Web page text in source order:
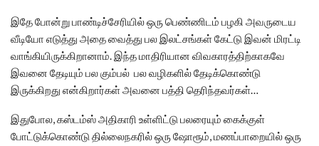
இதே போன்று பாண்டிச்சேரியில் ஒரு பெண்ணிடம் பழகி அவருடைய
வீடியோ எடுத்து அதை வைத்து பல இலட்சங்கள் கேட்டு இவன் மிரட்டி
வாங்கியிருக்கிறானாம். இந்த மாதிரியான விவகாரத்திற்காகவே
இவனை தேடியும் பல கும்பல் பல வழிகளில் தேடிக்கொண்டு
இருக்கிறது என்கிறார்கள் அவனை பத்தி தெரிந்தவர்கள்…
இதுபோல, கஸ்டம்ஸ் அதிகாரி உள்ளிட்டு பலரையும் கைக்குள்
போட்டுக்கொண்டு தில்லைநகரில் ஒரு ஷோரூம், மணப்பாறையில் ஒரு